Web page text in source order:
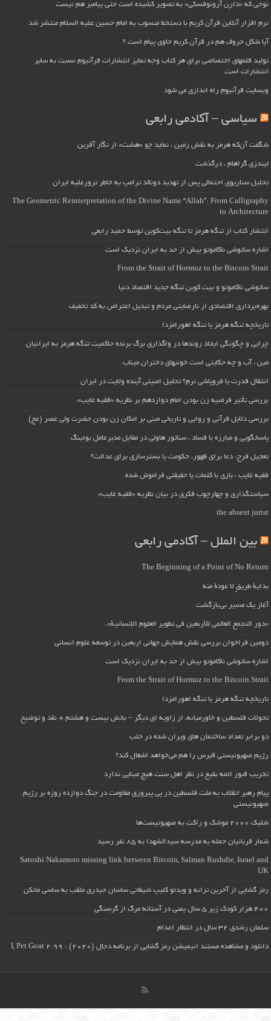
نوحی که «دارِن آرونوفسکی» به تصویر کشیده است حتی پیامبر هم نیست
نرم افزار آنلاین قرآن کریم با دستخط منسوب به امام حسین علیه السلام منتشر شد
آیا شکل حروف هم در قرآن کریم حاوی پیام است ؟
تولید قلمهای اختصاصی برای هر کتاب وجه تمایز انتشارات قرآنیوم نسبت به سایر
انتشارات است
وبسایت قرآنیوم راه اندازی می شود
سیاسی – آکادمی رابعی
شگفت آن‌که هرمز به نقش زمین ، نماید چو «هشت» از نگار آفرین
لیندزی گراهام ، درگذشت
تحلیل سناریوی احتمالی پس از تهدید دونالد ترامپ به خاطر ترورعلیه ایران
The Geometric Reinterpretation of the Divine Name “Allah”: From Calligraphy
to Architecture
انتشار کتاب از تنگه هرمز تا تنگه بیت‌کوین توسط حمید رابعی
اشاره ساتوشی ناکاموتو بیش از حد به ایران نزدیک است
From the Strait of Hormuz to the Bitcoin Strait
ساتوشی ناکاموتو و بیت کوین تنگه جدید اقتصاد دنیا
بهره‌برداری اقتصادی از نارضایتی مردم و تبدیل اعتراض به کد تخفیف
تاریخچه تنگه هرمز یا تنگه اهورامزدا
چرایی و چگونگی ایجاد روندها در واگذاری برگ برنده حاکمیت تنگه هرمز به ایرانیان
مین ، آب و چه حکایتی است خونبهای دختران میناب
انتقال قدرت یا فروپاشی نرم؟ تحلیل امنیتی آینده ولایت در ایران
بررسی تأثیر فرضیه زن بودن امام دوازدهم بر نظریه «فقیه غایب»
بررسی دلایل قرآنی و روایی و تاریخی مبنی بر امکان زن بودن حضرت ولی عصر (عج)
پاسخگویی و مبارزه با فساد ، سناتور هاولی در مقابل مدیرعامل بوئینگ
تعجیل فرج: دعا برای ظهور، حکومت یا بسترسازی برای عدالت؟
فقیه غایب ، بازی با کلمات یا حقیقتی فراموش شده
سیاستگذاری و چهارچوب فکری در بیان نظریه «فقیه غایب»
the absent jurist
بین الملل – آکادمی رابعی
The Beginning of a Point of No Return
بداية طريقٍ لا عودة منه
آغاز یک مسیر بی‌بازگشت
«دور التجمع العالمي للأربعين في تطوير العلوم الإنسانية».
دومین فراخوان بررسی نقش همایش جهانی اربعین در توسعه علوم انسانی
اشاره ساتوشی ناکاموتو بیش از حد به ایران نزدیک است
From the Strait of Hormuz to the Bitcoin Strait
تاریخچه تنگه هرمز یا تنگه اهورامزدا
تحولات فلسطین و خاورمیانه، از زاویه ای دیگر – بخش بیست و هشتم + نقد و توضیح
دو برابر تعداد ساختمان های ویران شده در حلب
رژیم صهیونیستی قبرس را هم می‌خواهد اشغال کند؟
تخریب قبور ائمه بقیع در نظر اهل سنت هیچ مبنایی ندارد
پیام رهبر انقلاب به ملت فلسطین در پی پیروزی مقاومت در جنگ دوازده روزه بر رژیم
صهیونیستی
شلیک ۲۰۰۰ موشک و راکت به صهیونیست‌ها
شمار قربانیان حمله به مدرسه سیدالشهدا به ۸۵ نفر رسید
Satoshi Nakamoto missing link between Bitcoin, Salman Rushdie, Israel and
UK
رمز گشایی از آخرین ترانه و ویدئو کلیپ شیطانی ساسان حیدری ملقب به ساسی مانکن
۴۰۰ هزار کودک زیر ۵ سال یمنی در آستانه مرگ از گرسنگی
سلمان رشدی ۳۲ سال در انتظار اعدام
دانلود و مشاهده مستند انیمیشن رمز گشایی از برنامه دجال (۲۰۲۰) : I, Pet Goat 2.99